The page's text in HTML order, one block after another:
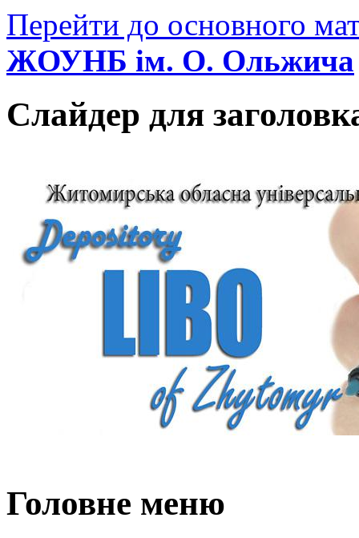
Перейти до основного
ЖОУНБ ім. О. Ольжича
Слайдер для
Головне меню